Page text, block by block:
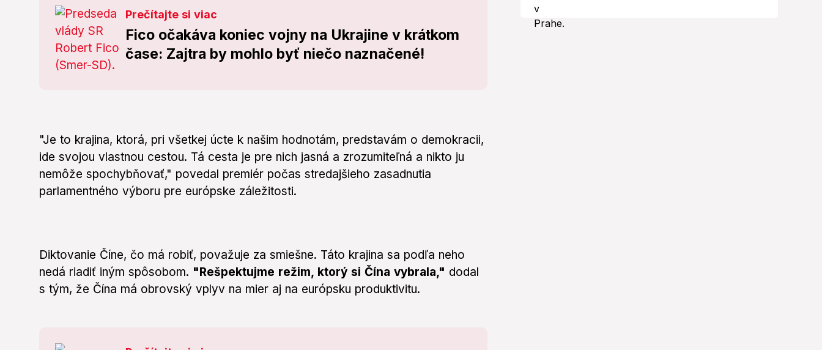
Prečítajte si viac
Fico očakáva koniec vojny na Ukrajine v krátkom
čase: Zajtra by mohlo byť niečo naznačené!
"Je to krajina, ktorá, pri všetkej úcte k našim hodnotám, predstavám o demokracii,
ide svojou vlastnou cestou. Tá cesta je pre nich jasná a zrozumiteľná a nikto ju
nemôže spochybňovať," povedal premiér počas stredajšieho zasadnutia
parlamentného výboru pre európske záležitosti.
Diktovanie Číne, čo má robiť, považuje za smiešne. Táto krajina sa podľa neho
nedá riadiť iným spôsobom. "Rešpektujme režim, ktorý si Čína vybrala," dodal
s tým, že Čína má obrovský vplyv na mier aj na európsku produktivitu.